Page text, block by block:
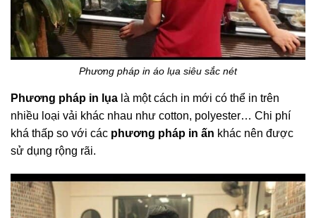
Phương pháp in áo lụa siêu sắc nét
Phương pháp in lụa là một cách in mới có thể in trên
nhiều loại vải khác nhau như cotton, polyester… Chi phí
khá thấp so với các phương pháp in ấn khác nên được
sử dụng rộng rãi.